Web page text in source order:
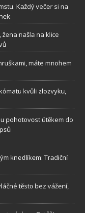
Každý večer si na
našla na klice
máte mnohem
kvůli zlozvyku,
pohotovost útěkem do
knedlíkem: Tradiční
těsto bez vážení,